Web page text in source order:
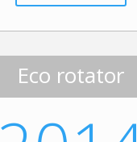
Eco rotator